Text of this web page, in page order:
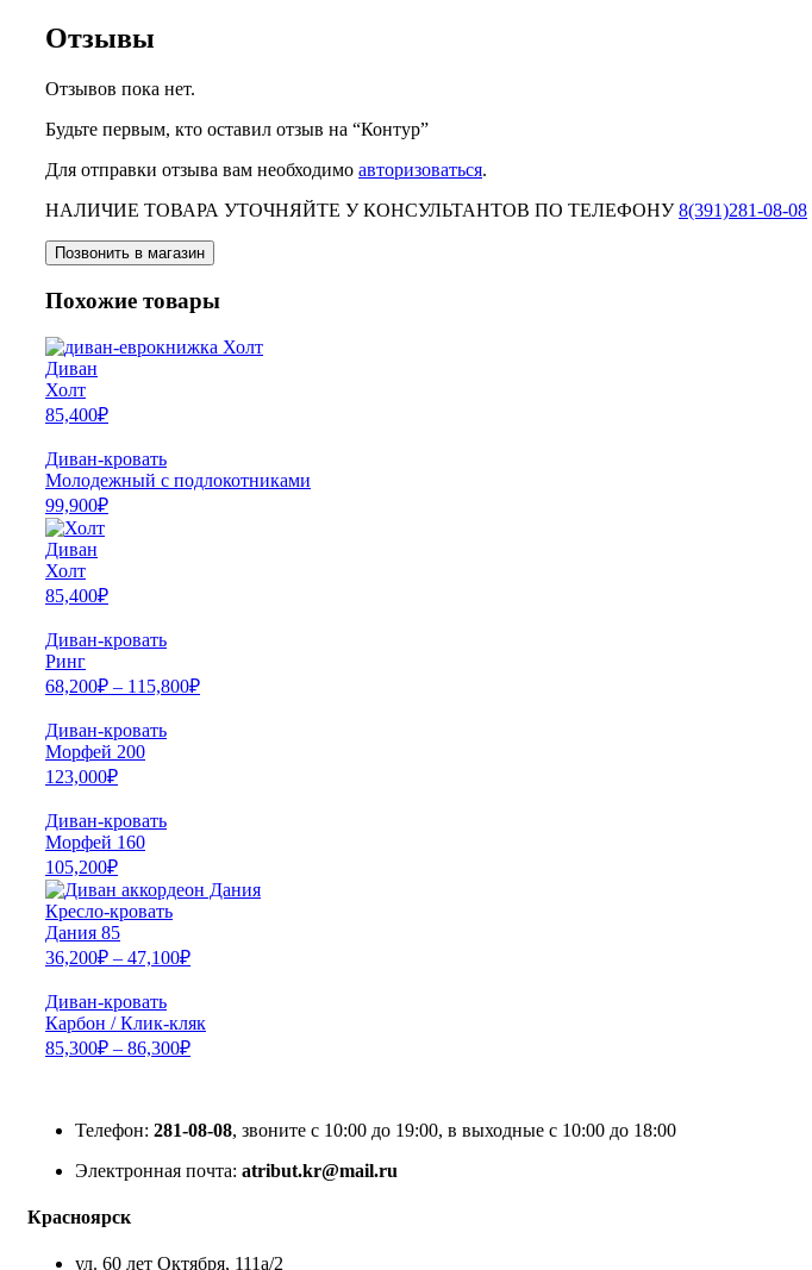
Отзывы
Отзывов пока нет.
Будьте первым, кто оставил отзыв на “Контур”
Для отправки отзыва вам необходимо авторизоваться.
НАЛИЧИЕ ТОВАРА УТОЧНЯЙТЕ У КОНСУЛЬТАНТОВ ПО ТЕЛЕФОНУ8(391)281-08-08
Позвонить в магазин
Похожие товары
Диван
Холт
85,400₽
Диван-кровать
Молодежный с подлокотниками
99,900₽
Диван
Холт
85,400₽
Диван-кровать
Ринг
68,200₽ – 115,800₽
Диван-кровать
Морфей 200
123,000₽
Диван-кровать
Морфей 160
105,200₽
Кресло-кровать
Дания 85
36,200₽ – 47,100₽
Диван-кровать
Карбон / Клик-кляк
85,300₽ – 86,300₽
Телефон: 281-08-08, звоните с 10:00 до 19:00, в выходные с 10:00 до 18:00
Электронная почта: atribut.kr@mail.ru
Красноярск
ул. 60 лет Октября, 111а/2